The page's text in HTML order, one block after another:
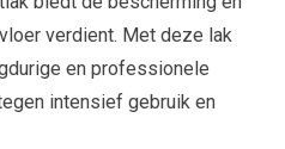
verdient. Met deze lak
en professionele
intensief gebruik en